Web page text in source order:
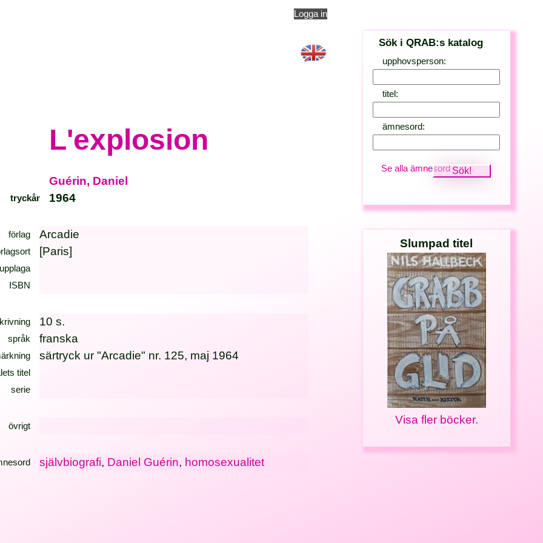
Logga in
Sök i QRAB:s katalog
upphovsperson:
titel:
ämnesord:
Se alla ämnesord
Slumpad titel
Visa fler böcker.
L'explosion
Guérin, Daniel
tryckår 1964
förlag Arcadie
[Paris]
ISBN
10 s.
språk franska
särtryck ur "Arcadie" nr. 125, maj 1964
titel
serie
övrigt
självbiografi, Daniel Guérin, homosexualitet